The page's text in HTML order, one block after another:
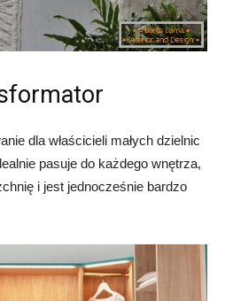
dla właścicieli małych dzielnic
pasuje do każdego wnętrza,
i jest jednocześnie bardzo